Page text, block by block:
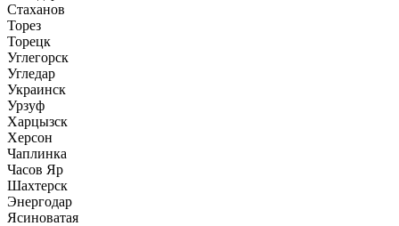
Стаханов
Торез
Торецк
Углегорск
Угледар
Украинск
Урзуф
Харцызск
Херсон
Чаплинка
Часов Яр
Шахтерск
Энергодар
Ясиноватая